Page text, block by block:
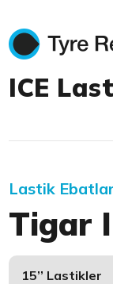
ICE
Lastik
Tigar
15’’ Lastikler